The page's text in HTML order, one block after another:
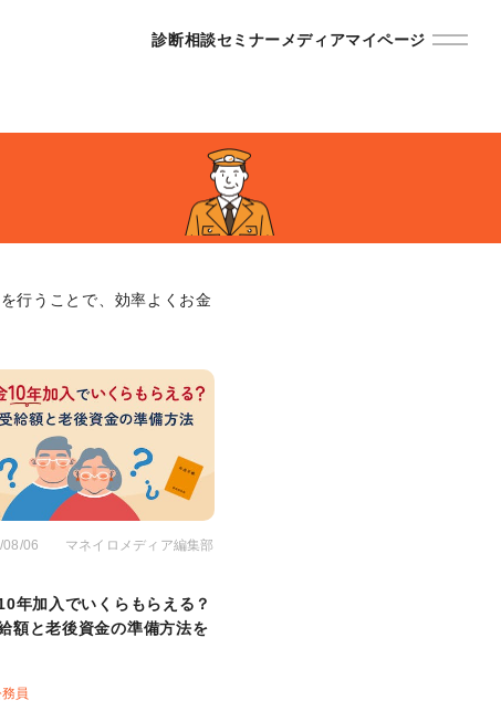
診断相談セミナーメディアマイページ
行うことで、効率よくお金
06 マネイロメディア編集部
年加入でいくらもらえる？
額と老後資金の準備方法を
員